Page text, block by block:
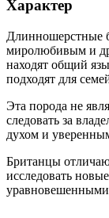
Характер
Длинношерстные
миролюбивым и
находят общий
подходят для
Эта порода не
следовать за
духом и
Британцы
исследовать